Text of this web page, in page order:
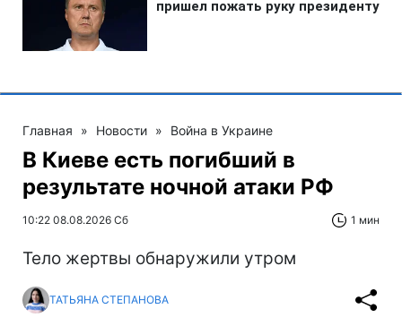
Главная » Новости » Война в Украине
В Киеве есть погибший в
результате ночной атаки РФ
10:22 08.08.2026 Сб 1 мин
Тело жертвы обнаружили утром
ТАТЬЯНА СТЕПАНОВА